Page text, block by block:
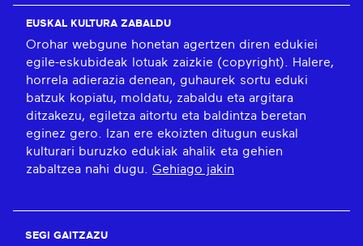
EUSKAL KULTURA ZABALDU
Orohar webgune honetan agertzen diren edukiei
egile-eskubideak lotuak zaizkie (copyright). Halere,
horrela adierazia denean, guhaurek sortu eduki
batzuk kopiatu, moldatu, zabaldu eta argitara
ditzakezu, egiletza aitortu eta baldintza beretan
eginez gero. Izan ere ekoizten ditugun euskal
kulturari buruzko edukiak ahalik eta gehien
zabaltzea nahi dugu. Gehiago jakin
SEGI GAITZAZU